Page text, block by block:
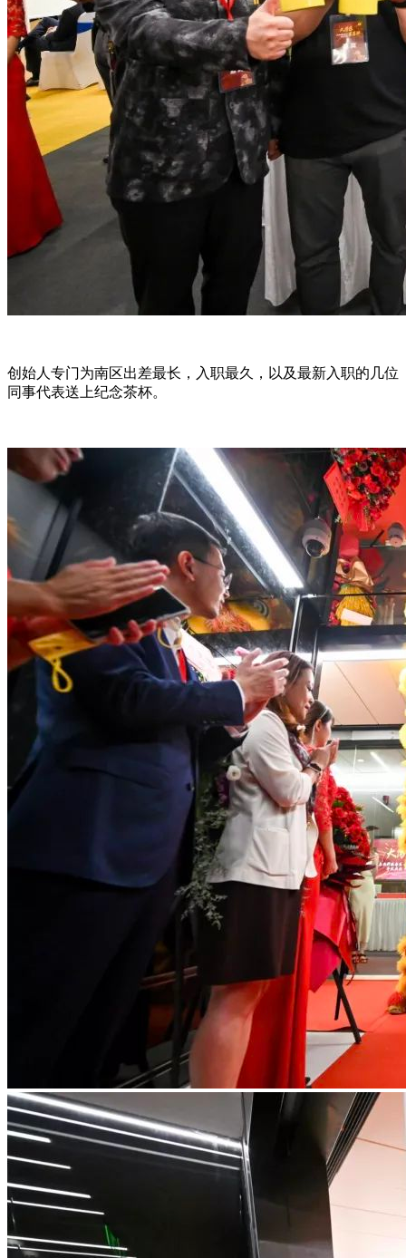
创始人专门为南区出差最长，入职最久，以及最新入职的几位
同事代表送上纪念茶杯。